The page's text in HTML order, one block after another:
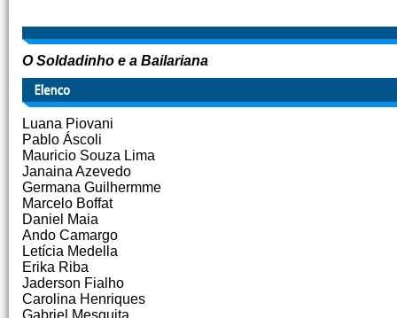
O Soldadinho e a Bailariana
Luana Piovani
Pablo Áscoli
Mauricio Souza Lima
Janaina Azevedo
Germana Guilhermme
Marcelo Boffat
Daniel Maia
Ando Camargo
Letícia Medella
Erika Riba
Jaderson Fialho
Carolina Henriques
Gabriel Mesquita